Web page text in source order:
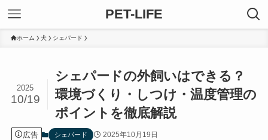
PET-LIFE
ホーム 犬 シェパード
シェパードの外飼いはできる？
環境づくり・しつけ・温度管理の
ポイントを徹底解説
2025
10/19
広告 シェパード 2025年10月19日